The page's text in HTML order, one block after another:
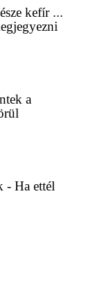
kefír ...
a
- Ha ettél